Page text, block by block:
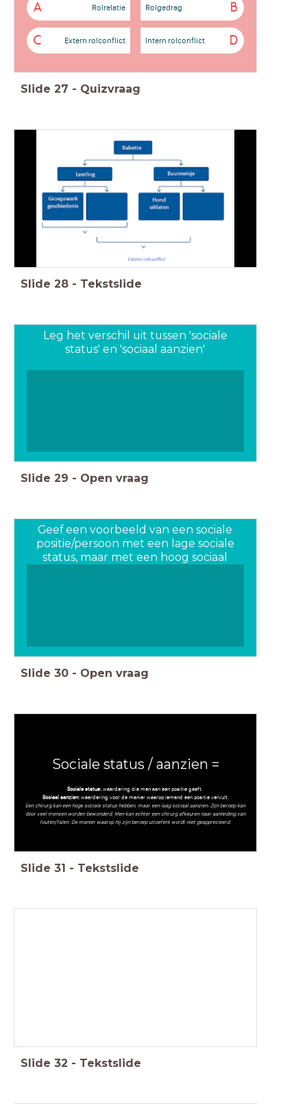
A Rolrelatie B
Rolgedrag
C Extern rolconflict D
Intern rolconflict
Slide 27 - Quizvraag
Slide 28 - Tekstslide
Leg het verschil uit tussen 'sociale
status' en 'sociaal aanzien'
Slide 29 - Open vraag
Geef een voorbeeld van een sociale
positie/persoon met een lage sociale
status, maar met een hoog sociaal
Slide 30 - Open vraag
Sociale status / aanzien =
Sociale status:waardering die men aan een positie geeft.
Sociaal aanzien: waardering voor de manier waarop iemand een positie vervult.
Een chirurg kan een hoge sociale status hebben, maar een laag sociaal aanzien. Zijn beroep kan
door veel mensen worden bewonderd. Men kan echter een chirurg afkeuren naar aanleiding van
fouten/falen. De manier waarop hij zijn beroep uitoefent wordt niet geapprecieerd.
Slide 31 - Tekstslide
Slide 32 - Tekstslide